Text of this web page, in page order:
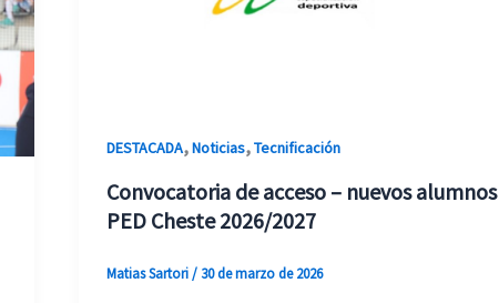
DESTACADA,Noticias,Tecnificación
Convocatoria de acceso – nuevos alumnos
PED Cheste 2026/2027
Matias Sartori/ 30 de marzo de 2026